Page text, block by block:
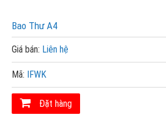
Bao Thư A4
Giá bán: Liên hệ
Mã: IFWK
Đặt hàng